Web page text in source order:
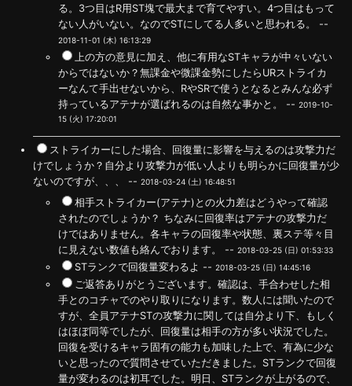
る。3つ目はR用ST塊で最大まで育てやすい。4つ目はもって
ない人がいない。なのでSTにしてる人多いと思われる。 --
2018-11-01 (木) 16:13:29
上の方の意見に加え、他に有用なSTキャラが中々いない
からではないか？無課金や微課金勢にしたらURストライカ
ーなんて手出せないから、RやSRで使うとなるとみんな必ず
持っているアテナが選ばれるのは自然な事かと。 -- 2019-10-
15 (火) 17:20:01
ストライカーにした場合、回復量に影響を与えるのは攻撃力だ
けでしょうか？自分より攻撃力が低い人よりも明らかに回復量が少
ないのですが、、、 -- 2018-03-24 (土) 16:48:51
相手ストライカー(アテナ)との火力差はどうやって確認
されたのでしょうか？ ちなみに回復率はアテナの攻撃力だ
けではありません。各キャラの回復率や状態、裏ステ等々目
に見えない数値も絡んでおります。 -- 2018-03-25 (日) 01:53:33
STランクで回復量変わるよ -- 2018-03-25 (日) 14:45:16
ご返答ありがとうございます。確認は、手合わせした相
手とのコチャでのやり取りになります。数人には聞いたので
すが、全員アテナSTの攻撃力に関しては自分より下、もしく
はほぼ同等でしたが、回復量は相手の方が多い状況でした。
回復を受けるキャラ固有の能力も加味した上で、有為に少な
いと思ったので質問させていただきました。STランクで回復
量が変わるのは初耳でした。明日、STランクが上がるので、